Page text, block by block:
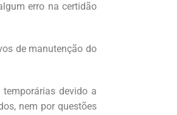
erro na certidão
de manutenção do
devido a
nem por questões